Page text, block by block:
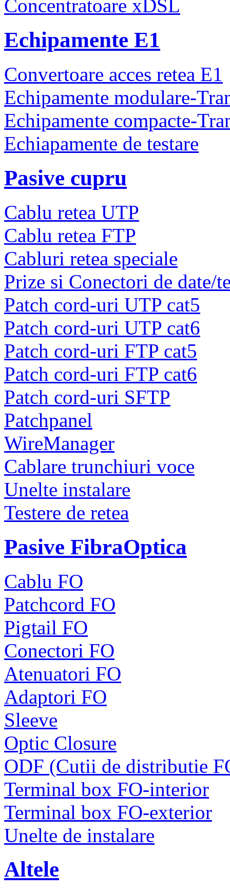
Concentratoare xDSL
Echipamente E1
Convertoare acces retea E1
Echipamente modulare-
Echipamente compacte-
Echiapamente de testare
Pasive cupru
Cablu retea UTP
Cablu retea FTP
Cabluri retea speciale
Prize si Conectori de date/
Patch cord-uri UTP cat5
Patch cord-uri UTP cat6
Patch cord-uri FTP cat5
Patch cord-uri FTP cat6
Patch cord-uri SFTP
Patchpanel
WireManager
Cablare trunchiuri voce
Unelte instalare
Testere de retea
Pasive FibraOptica
Cablu FO
Patchcord FO
Pigtail FO
Conectori FO
Atenuatori FO
Adaptori FO
Sleeve
Optic Closure
ODF (Cutii de distributie
Terminal box FO-interior
Terminal box FO-exterior
Unelte de instalare
Altele